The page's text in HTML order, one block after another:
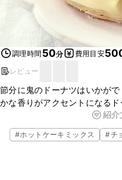
調理時間 50分 費用目安
レビュー
節分に鬼のドーナツはいかが
かな香りがアクセントになる
リーズドライストロベリーで
愛い仕上がりになります。ぜ
紹介
#ホットケーキミックス #チ